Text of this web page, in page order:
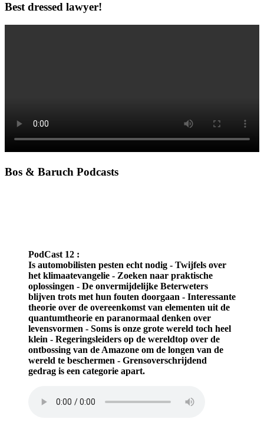
Best dressed lawyer!
Bos & Baruch Podcasts
PodCast 12 :
Is automobilisten pesten echt nodig - Twijfels over
het klimaatevangelie - Zoeken naar praktische
oplossingen - De onvermijdelijke Beterweters
blijven trots met hun fouten doorgaan - Interessante
theorie over de overeenkomst van elementen uit de
quantumtheorie en paranormaal denken over
levensvormen - Soms is onze grote wereld toch heel
klein - Regeringsleiders op de wereldtop over de
ontbossing van de Amazone om de longen van de
wereld te beschermen - Grensoverschrijdend
gedrag is een categorie apart.